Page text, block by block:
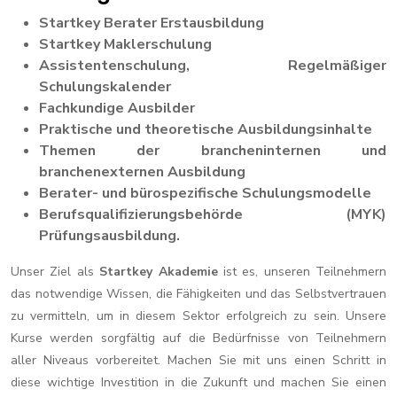
Startkey Berater Erstausbildung
Startkey Maklerschulung
Assistentenschulung, Regelmäßiger
Schulungskalender
Fachkundige Ausbilder
Praktische und theoretische Ausbildungsinhalte
Themen der brancheninternen und
branchenexternen Ausbildung
Berater- und bürospezifische Schulungsmodelle
Berufsqualifizierungsbehörde (MYK)
Prüfungsausbildung.
Unser Ziel als Startkey Akademie ist es, unseren Teilnehmern
das notwendige Wissen, die Fähigkeiten und das Selbstvertrauen
zu vermitteln, um in diesem Sektor erfolgreich zu sein. Unsere
Kurse werden sorgfältig auf die Bedürfnisse von Teilnehmern
aller Niveaus vorbereitet. Machen Sie mit uns einen Schritt in
diese wichtige Investition in die Zukunft und machen Sie einen